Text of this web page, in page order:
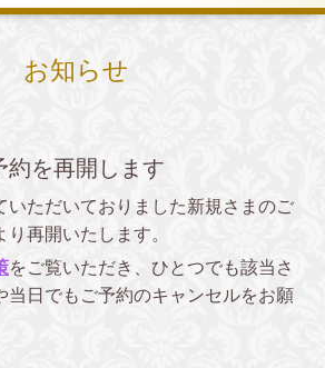
お知らせ
約を再開します
いただいておりました新規さまのご
再開いたします。
をご覧いただき、ひとつでも該当さ
当日でもご予約のキャンセルをお願